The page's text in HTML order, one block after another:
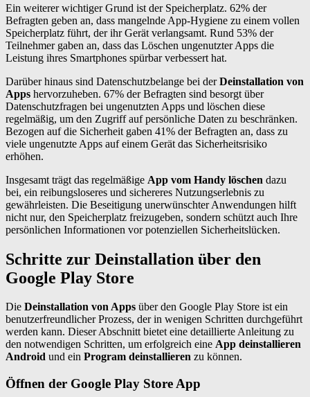
Ein weiterer wichtiger Grund ist der Speicherplatz. 62% der
Befragten geben an, dass mangelnde App-Hygiene zu einem vollen
Speicherplatz führt, der ihr Gerät verlangsamt. Rund 53% der
Teilnehmer gaben an, dass das Löschen ungenutzter Apps die
Leistung ihres Smartphones spürbar verbessert hat.
Darüber hinaus sind Datenschutzbelange bei derDeinstallation von
Apps hervorzuheben. 67% der Befragten sind besorgt über
Datenschutzfragen bei ungenutzten Apps und löschen diese
regelmäßig, um den Zugriff auf persönliche Daten zu beschränken.
Bezogen auf die Sicherheit gaben 41% der Befragten an, dass zu
viele ungenutzte Apps auf einem Gerät das Sicherheitsrisiko
erhöhen.
Insgesamt trägt das regelmäßige App vom Handy löschen dazu
bei, ein reibungsloseres und sichereres Nutzungserlebnis zu
gewährleisten. Die Beseitigung unerwünschter Anwendungen hilft
nicht nur, den Speicherplatz freizugeben, sondern schützt auch Ihre
persönlichen Informationen vor potenziellen Sicherheitslücken.
Schritte zur Deinstallation über den
Google Play Store
Die Deinstallation von Apps über den Google Play Store ist ein
benutzerfreundlicher Prozess, der in wenigen Schritten durchgeführt
werden kann. Dieser Abschnitt bietet eine detaillierte Anleitung zu
den notwendigen Schritten, um erfolgreich eine App deinstallieren
Android und ein Program deinstallieren zu können.
Öffnen der Google Play Store App